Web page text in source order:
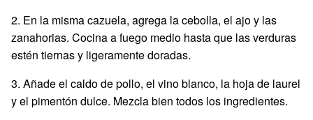
2. En la misma cazuela, agrega la cebolla, el ajo y las
zanahorias. Cocina a fuego medio hasta que las verduras
estén tiernas y ligeramente doradas.
3. Añade el caldo de pollo, el vino blanco, la hoja de laurel
y el pimentón dulce. Mezcla bien todos los ingredientes.